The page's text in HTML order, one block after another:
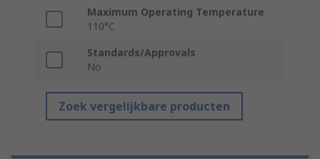
Maximum Operating Temperature
110°C
Standards/Approvals
No
Zoek vergelijkbare producten